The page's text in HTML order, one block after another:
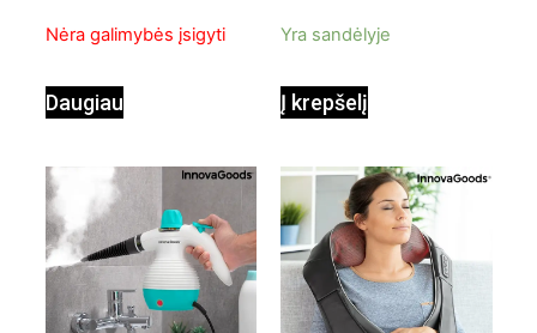
Nėra galimybės įsigyti
Daugiau
Yra sandėlyje
Į krepšelį